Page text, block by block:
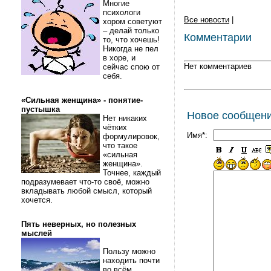
Многие
психологи
хором советуют
– делай только
то, что хочешь!
Никогда не пел
в хоре, и
сейчас спою от
себя.
«Сильная женщина» - понятие-
пустышка
Нет никаких
чётких
формулировок,
что такое
«сильная
женщина».
Точнее, каждый
подразумевает что-то своё, можно
вкладывать любой смысл, который
хочется.
Пять неверных, но полезных
мыслей
Пользу можно
находить почти
Все новости
Комментарии
Нет комментариев
Новое
Имя*: